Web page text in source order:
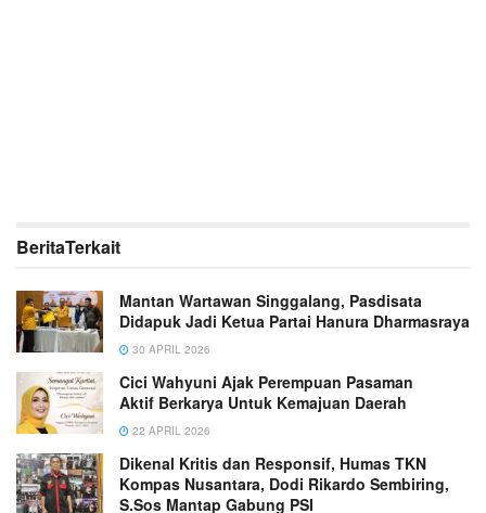
BeritaTerkait
Mantan Wartawan Singgalang, Pasdisata
Didapuk Jadi Ketua Partai Hanura Dharmasraya
30 APRIL 2026
Cici Wahyuni Ajak Perempuan Pasaman
Aktif Berkarya Untuk Kemajuan Daerah
22 APRIL 2026
Dikenal Kritis dan Responsif, Humas TKN
Kompas Nusantara, Dodi Rikardo Sembiring,
S.Sos Mantap Gabung PSI